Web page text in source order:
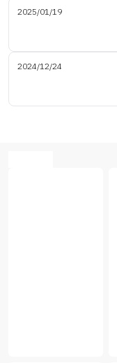
2025/01/19
2024/12/24